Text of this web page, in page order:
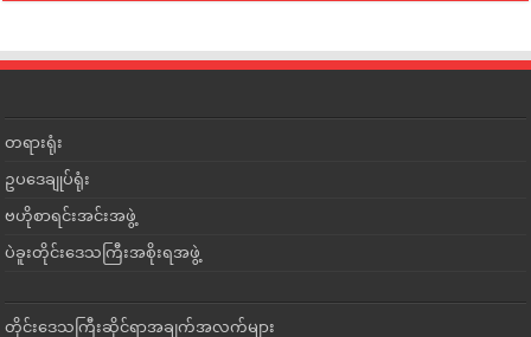
တရားရုံး
ဥပဒေချုပ်ရုံး
ဗဟိုစာရင်းအင်းအဖွဲ့
ပဲခူးတိုင်းဒေသကြီးအစိုးရအဖွဲ့
တိုင်းဒေသကြီးဆိုင်ရာအချက်အလက်များ